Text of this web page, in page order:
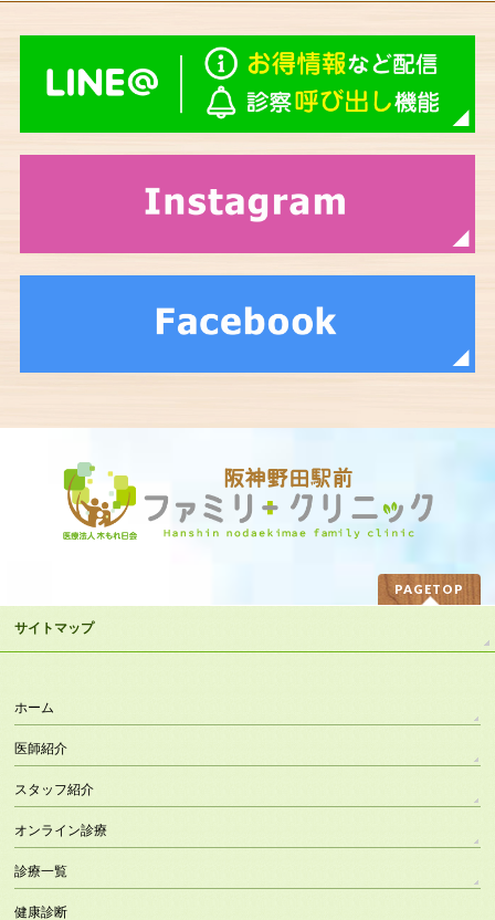
PAGETOP
サイトマップ
ホーム
医師紹介
スタッフ紹介
オンライン診療
診療一覧
健康診断